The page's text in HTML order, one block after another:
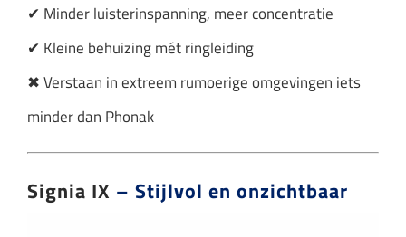
✔ Minder luisterinspanning, meer concentratie
✔ Kleine behuizing mét ringleiding
✖ Verstaan in extreem rumoerige omgevingen iets
minder dan Phonak
Signia IX – Stijlvol en onzichtbaar